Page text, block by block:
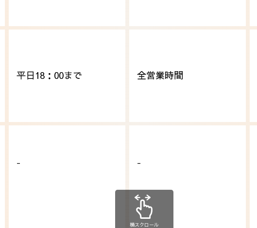
平日18：00まで 全営業時間
- -
横スクロール